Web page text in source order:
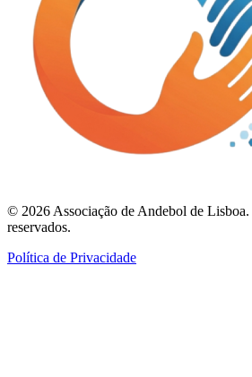
© 2026 Associação de Andebol de
reservados.
Política de Privacidade